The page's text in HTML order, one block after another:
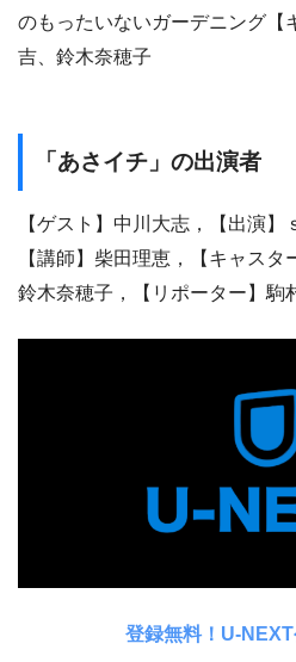
のもったいないガーデニング【
吉、鈴木奈穂子
「あさイチ」の出演者
【ゲスト】中川大志，【出演
【講師】柴田理恵，【キャスタ
鈴木奈穂子，【リポーター】駒
登録無料！U-